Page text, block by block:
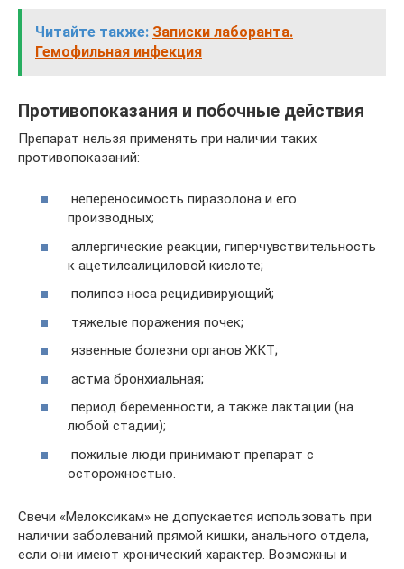
Читайте также: Записки лаборанта.
Гемофильная инфекция
Противопоказания и побочные действия
Препарат нельзя применять при наличии таких
противопоказаний:
непереносимость пиразолона и его
производных;
аллергические реакции, гиперчувствительность
к ацетилсалициловой кислоте;
полипоз носа рецидивирующий;
тяжелые поражения почек;
язвенные болезни органов ЖКТ;
астма бронхиальная;
период беременности, а также лактации (на
любой стадии);
пожилые люди принимают препарат с
осторожностью.
Свечи «Мелоксикам» не допускается использовать при
наличии заболеваний прямой кишки, анального отдела,
если они имеют хронический характер. Возможны и